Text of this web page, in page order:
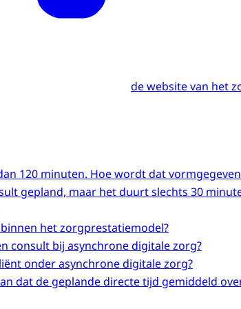
de website van het
120 minuten. Hoe wordt dat
gepland, maar het duurt slechts 30
het zorgprestatiemodel?
consult bij asynchrone digitale zorg?
onder asynchrone digitale zorg?
dat de geplande directe tijd gemiddeld